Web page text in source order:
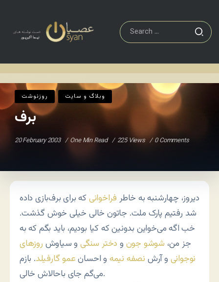
روزنوشت وبلاگ و سايت
برف
20 February 2003 One Min Read 225 Views 0 Comments
دیروز، چهارشنبه به خاطر فراخوانیکه برای برف‌بازی داده
شد رفتیم پارک ملت. جاتون خالی خیلی خوش گذشت.
خب اگه می‌خواین بدونین که کیا بودیم، باید بگم که به
جز من، شوشو جون و دختر سنگیو سیاوش روزهای
نوجوانی و آرش نصفه نیمه و احسانعمو گارفیلد. بازم
می‌گم جای باحالاش خالی.